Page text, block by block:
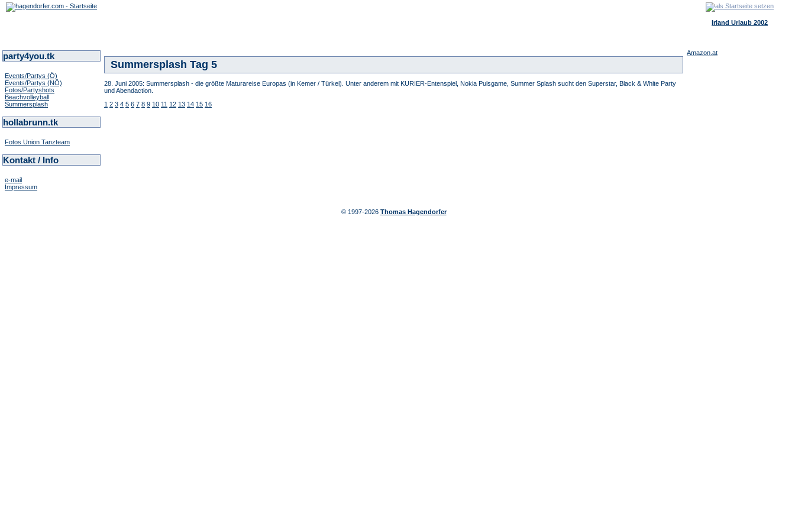
Irland Urlaub 2002
party4you.tk
Events/Partys (Ö)
Events/Partys (NÖ)
Fotos/Partyshots
Beachvolleyball
Summersplash
hollabrunn.tk
Fotos Union Tanzteam
Kontakt / Info
e-mail
Impressum
Summersplash Tag 5
28. Juni 2005: Summersplash - die größte Maturareise Europas (in Kemer / Türkei). Unter anderem mit KURIER-Entenspiel, Nokia Pulsgame, Summer Splash sucht den Superstar, Black & White Party
und Abendaction.
1 2 3 4 5 6 7 8 9 10 11 12 13 14 15 16
Amazon.at
© 1997-2026 Thomas Hagendorfer